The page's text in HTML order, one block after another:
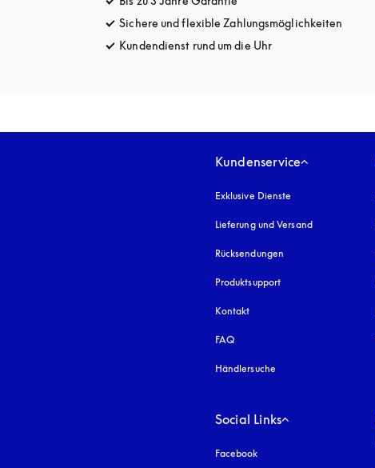
Sichere und flexible Zahlungsmöglichkeiten
Kundendienst rund um die Uhr
Kundenservice
Exklusive Dienste
Lieferung und Versand
Rücksendungen
Produktsupport
Kontakt
FAQ
Händlersuche
Social Links
Facebook